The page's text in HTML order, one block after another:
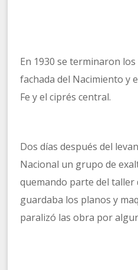
En 1930 se terminaron
fachada del Nacimiento y
Fe y el ciprés central.
Dos días después del
Nacional un grupo de
quemando parte del taller
guardaba los planos y
paralizó las obra por